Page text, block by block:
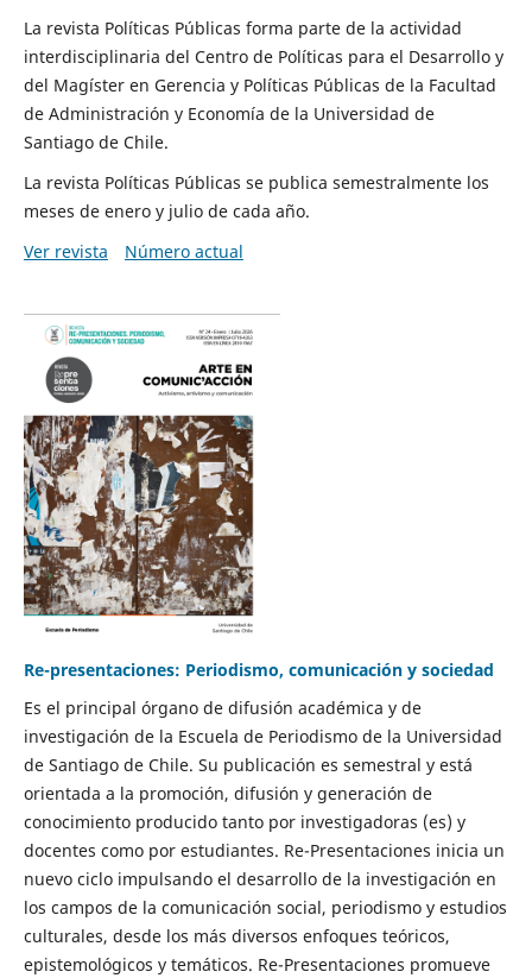
La revista Políticas Públicas forma parte de la actividad
interdisciplinaria del Centro de Políticas para el Desarrollo y
del Magíster en Gerencia y Políticas Públicas de la Facultad
de Administración y Economía de la Universidad de
Santiago de Chile.
La revista Políticas Públicas se publica semestralmente los
meses de enero y julio de cada año.
Ver revista
Número actual
Re-presentaciones: Periodismo, comunicación y sociedad
Es el principal órgano de difusión académica y de
investigación de la Escuela de Periodismo de la Universidad
de Santiago de Chile. Su publicación es semestral y está
orientada a la promoción, difusión y generación de
conocimiento producido tanto por investigadoras (es) y
docentes como por estudiantes. Re-Presentaciones inicia un
nuevo ciclo impulsando el desarrollo de la investigación en
los campos de la comunicación social, periodismo y estudios
culturales, desde los más diversos enfoques teóricos,
epistemológicos y temáticos. Re-Presentaciones promueve